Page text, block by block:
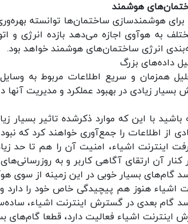
هوشمند
برای هوشمندسازی ساختمان‌ها توانسته
به هوآوی اجازه می‌دهد بازده انرژی و
انرژی ساختمان‌های هوشمند خواهد بود.
داده‌های بزرگ
همزمان و سریع اطلاعات مربوط به
بسیار زیادی در بهبود عملکرد و مدیریت
با این که موارد ذکرشده تاثیر بسیار
از اطلاعات را جمع‌آوری خواهند کرد که
اینترنت اشیاء، امنیت آن را هم تا حد
کنار آن ارتقای آگاهی کاربر و به
گام‌های بسیار خوبی در این زمینه از سوی
اشیاء هنوز هم پیچیدگی خاص خود را دارد
گام بعدی در گسترش اینترنت اشیاء،
اینترنت اشیاء فعالیت دارد، قطعا گام‌های